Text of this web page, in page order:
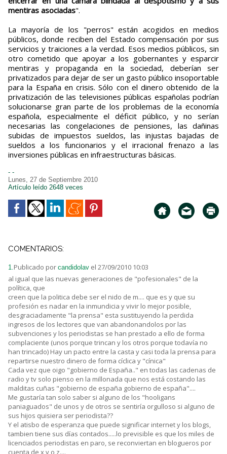
mentiras asociadas".
La mayoría de los "perros" están acogidos en medios
públicos, donde reciben del Estado compensación por sus
servicios y traiciones a la verdad. Esos medios públicos, sin
otro cometido que apoyar a los gobernantes y esparcir
mentiras y propaganda en la sociedad, deberían ser
privatizados para dejar de ser un gasto público insoportable
para la España en crisis. Sólo con el dinero obtenido de la
privatización de las televisiones públicas españolas podrían
solucionarse gran parte de los problemas de la economía
española, especialmente el déficit público, y no serían
necesarias las congelaciones de pensiones, las dañinas
subidas de impuestos sueldos, las injustas bajadas de
sueldos a los funcionarios y el irracional frenazo a las
inversiones públicas en infraestructuras básicas.
- -
Lunes, 27 de Septiembre 2010
Artículo leído 2648 veces
COMENTARIOS:
1.Publicado por candidolav el 27/09/2010 10:03
al igual que las nuevas generaciones de "pofesionales" de la
política, que
creen que la politica debe ser el nido de m.... que es y que su
profesión es nadar en la inmundicia y vivir lo mejor posible,
desgraciadamente "la prensa" esta sustituyendo la perdida
ingresos de los lectores que van abandonandolos por las
subvenciones y los periodistas se han prestado a ello de forma
complaciente (unos porque trincan y los otros porque todavía no
han trincado) Hay un pacto entre la casta y casi toda la prensa para
repartirse nuestro dinero de forma cíclica y "cínica"
Cada vez que oigo "gobierno de España.." en todas las cadenas de
radio y tv solo pienso en la millonada que nos está costando las
malditas cuñas "gobierno de españa gobierno de españa"....
Me gustaría tan solo saber si alguno de los "hooligans
paniaguados" de unos y de otros se sentiría orgulloso si alguno de
sus hijos quisiera ser periodista??
Y el atisbo de esperanza que puede significar internet y los blogs,
tambien tiene sus días contados.....lo previsible es que los miles de
licenciados periodistas en paro, se reconviertan en blogueros por
cuenta de x,y o z....